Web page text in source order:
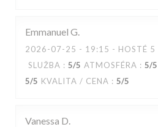
Emmanuel G
2026-07-25 - 19:15 - HOSTÉ 5
SLUŽBA : 5/5 ATMOSFÉRA : 5/5
5/5 KVALITA / CENA : 5/5
Vanessa D